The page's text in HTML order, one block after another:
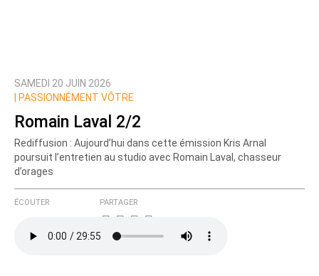
SAMEDI 20 JUIN 2026
PASSIONNÉMENT VÔTRE
Romain Laval 2/2
Rediffusion : Aujourd’hui dans cette émission Kris Arnal
poursuit l’entretien au studio avec Romain Laval, chasseur
d’orages
ÉCOUTER PARTAGER